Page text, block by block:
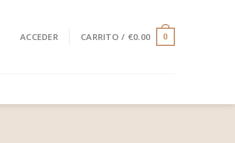
ACCEDER CARRITO / €0.00 0